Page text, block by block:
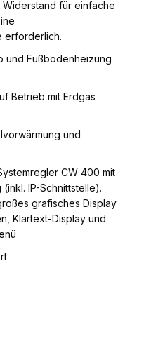
für einfache
erforderlich.
und Fußbodenheizung
Betrieb mit Erdgas
und
CW 400 mit
IP-Schnittstelle).
grafisches Display
Klartext-Display und